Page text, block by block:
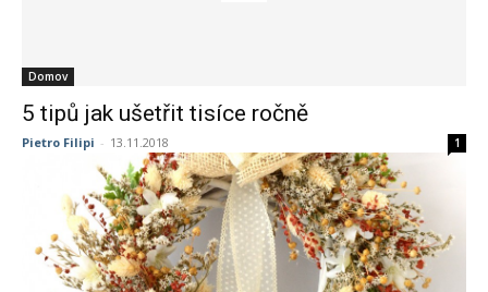
Domov
5 tipů jak ušetřit tisíce ročně
Pietro Filipi - 13.11.2018 1